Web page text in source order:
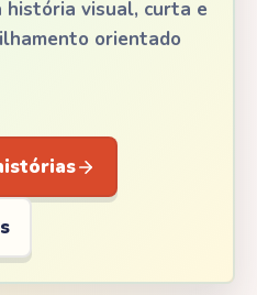
história visual, curta e
orientado